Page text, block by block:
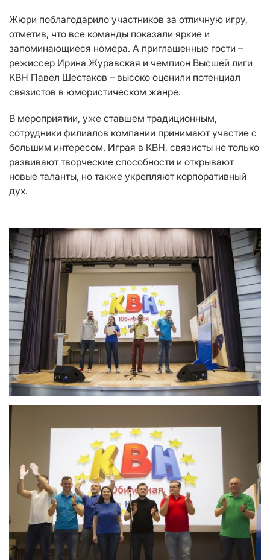
Жюри поблагодарило участников за отличную игру,
отметив, что все команды показали яркие и
запоминающиеся номера. А приглашенные гости –
режиссер Ирина Журавская и чемпион Высшей лиги
КВН Павел Шестаков – высоко оценили потенциал
связистов в юмористическом жанре.
В мероприятии, уже ставшем традиционным,
сотрудники филиалов компании принимают участие с
большим интересом. Играя в КВН, связисты не только
развивают творческие способности и открывают
новые таланты, но также укрепляют корпоративный
дух.